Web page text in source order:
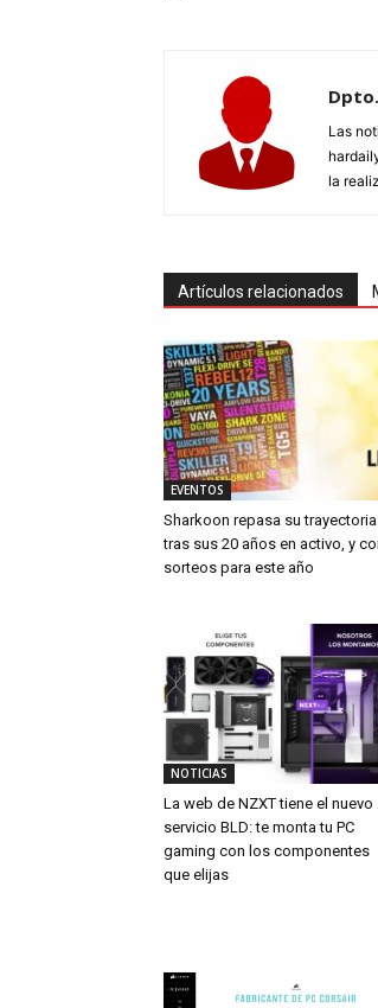
Las
la
Artículos relacionados
EVENTOS
Sharkoon repasa su trayectoria
tras sus 20 años en activo, y
sorteos para este año
NOTICIAS
La web de NZXT tiene el nuevo
servicio BLD: te monta tu PC
gaming con los componentes
que elijas